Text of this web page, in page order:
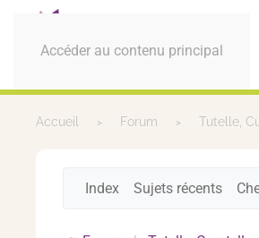
Accéder au contenu principal
Accueil Forum Tutelle,
Index Sujets récents